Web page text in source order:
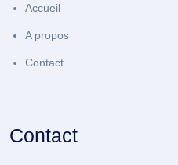
Accueil
A propos
Contact
Contact